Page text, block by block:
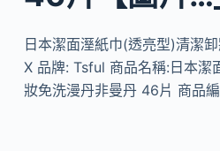
日本潔面溼紙巾(透亮型)清潔
X 品牌: Tsful 商品名稱:日本潔
妝免洗漫丹非曼丹 46片 商品